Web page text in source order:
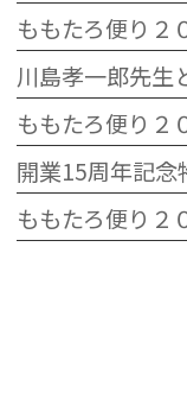
ももたろ便り２
ももたろ便り２
開業15周年記念
ももたろ便り２